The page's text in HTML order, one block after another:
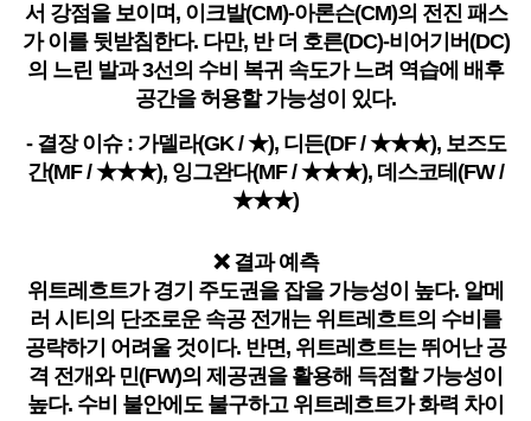
서 강점을 보이며, 이크발(CM)-아론슨(CM)의 전진 패스
가 이를 뒷받침한다. 다만, 반 더 호른(DC)-비어기버(DC)
의 느린 발과 3선의 수비 복귀 속도가 느려 역습에 배후
공간을 허용할 가능성이 있다.
- 결장 이슈 : 가델라(GK / ★), 디든(DF / ★★★), 보즈도
간(MF / ★★★), 잉그완다(MF / ★★★), 데스코테(FW /
★★★)
❌ 결과 예측
위트레흐트가 경기 주도권을 잡을 가능성이 높다. 알메
러 시티의 단조로운 속공 전개는 위트레흐트의 수비를
공략하기 어려울 것이다. 반면, 위트레흐트는 뛰어난 공
격 전개와 민(FW)의 제공권을 활용해 득점할 가능성이
높다. 수비 불안에도 불구하고 위트레흐트가 화력 차이